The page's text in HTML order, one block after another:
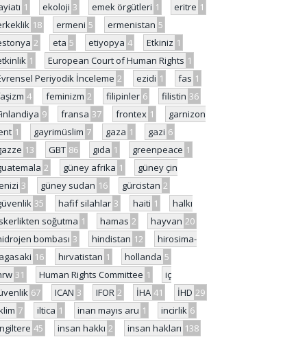
1 ekoloji 3 emek örgütleri 1 eritre 1
18 ermeni 5 ermenistan 5
2 eta 5 etiyopya 4 Etkiniz 1
1 European Court of Human Rights 1
Periyodik İnceleme 2 ezidi 1 fas 1
4 feminizm 2 filipinler 6 filistin 36
9 fransa 37 frontex 1
garnizon
1 gayrimüslim 7 gaza 1 gazi 6
13 GBT 86 gıda 1 greenpeace 1
2 güney afrika 1
güney çin
3 güney sudan 16 gürcistan 2
35 hafif silahlar 3 haiti 1
halkı
soğutma 1 hamas 2 hayvan 20
bombası 3 hindistan 12
hirosima-
16 hırvatistan 1 hollanda 5
31 Human Rights Committee 1
iç
67 ICAN 3 IFOR 2 İHA 41 İHD 29
7 iltica 1 inan mayıs aru 1 incirlik 6
45 insan hakkı 2 insan hakları 138